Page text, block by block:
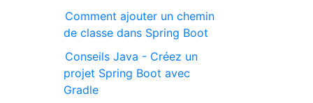
Comment ajouter un chemin
de classe dans Spring Boot
Conseils Java - Créez un
projet Spring Boot avec
Gradle